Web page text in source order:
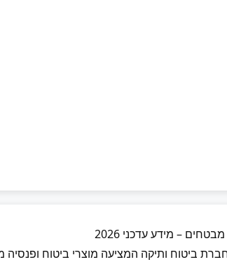
– מידע עדכני 2026
ביטוח ותיקה המציעה מוצרי ביטוח ופנסיה